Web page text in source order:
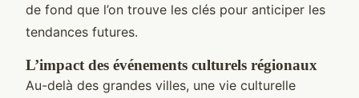
de fond que l’on trouve les clés pour anticiper les
tendances futures.
L’impact des événements culturels régionaux
Au-delà des grandes villes, une vie culturelle